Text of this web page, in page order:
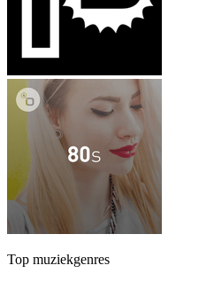
Top muziekgenres